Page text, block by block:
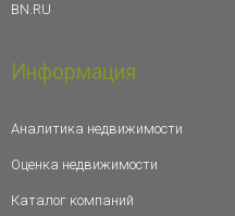
BN.RU
Информация
Аналитика недвижимости
Оценка недвижимости
Каталог компаний